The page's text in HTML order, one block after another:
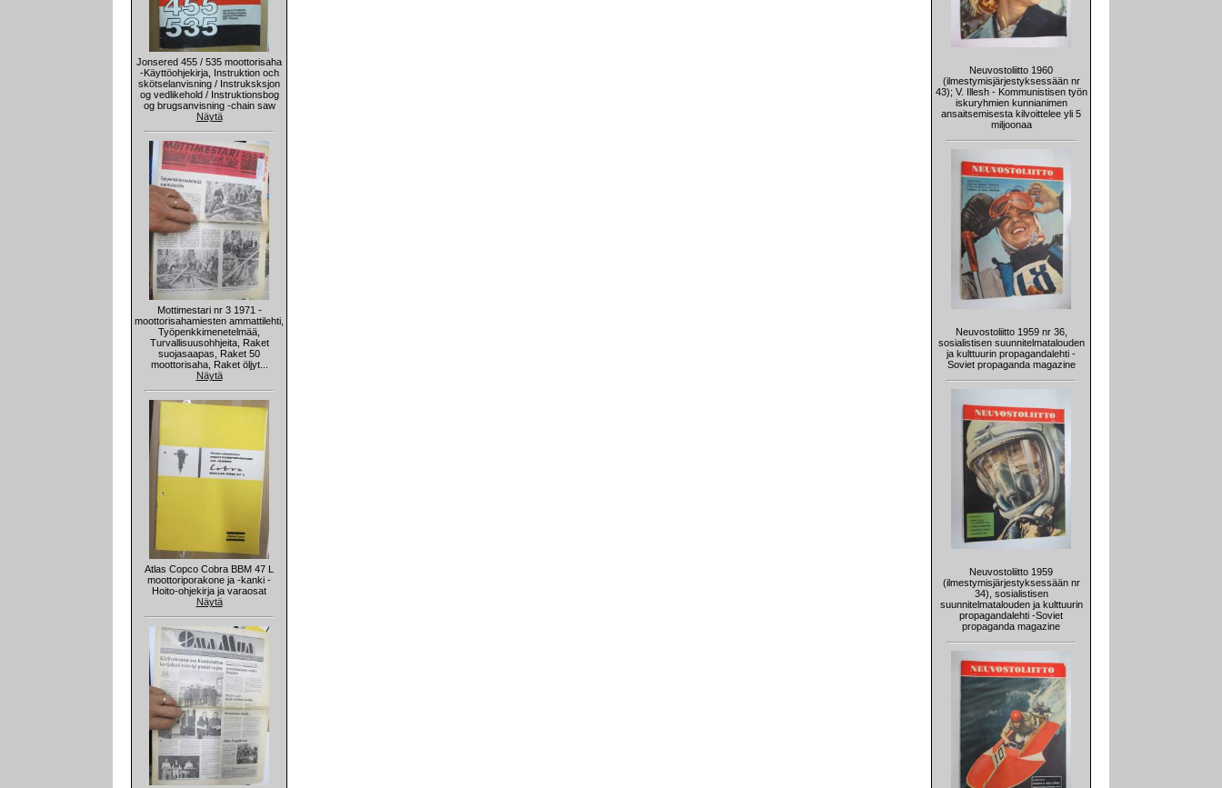
Jonsered 455 / 535 moottorisaha
-Käyttöohjekirja, Instruktion och
skötselanvisning / Instruksksjon
og vedlikehold / Instruktionsbog
og brugsanvisning -chain saw
Näytä
Mottimestari nr 3 1971 -
moottorisahamiesten ammattilehti,
Työpenkkimenetelmää,
Turvallisuusohhjeita, Raket
suojasaapas, Raket 50
moottorisaha, Raket öljyt...
Näytä
Atlas Copco Cobra BBM 47 L
moottoriporakone ja -kanki -
Hoito-ohjekirja ja varaosat
Näytä
Neuvostoliitto 1960
(ilmestymisjärjestyksessään nr
43); V. Illesh - Kommunistisen työn
iskuryhmien kunnianimen
ansaitsemisesta kilvoittelee yli 5
miljoonaa
Neuvostoliitto 1959 nr 36,
sosialistisen suunnitelmatalouden
ja kulttuurin propagandalehti -
Soviet propaganda magazine
Neuvostoliitto 1959
(ilmestymisjärjestyksessään nr
34), sosialistisen
suunnitelmatalouden ja kulttuurin
propagandalehti -Soviet
propaganda magazine